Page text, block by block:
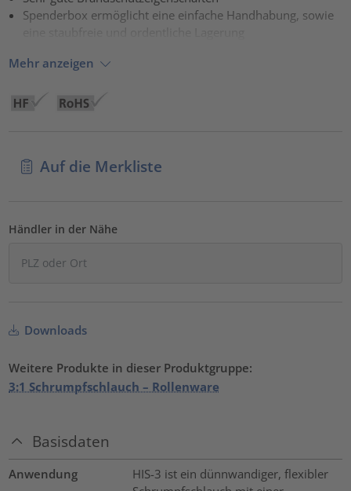
Spenderbox ermöglicht eine einfache Handhabung, sowie
eine staubfreie und ordentliche Lagerung
Mehr anzeigen
Auf die Merkliste
Händler in der Nähe
Downloads
Weitere Produkte in dieser Produktgruppe:
3:1 Schrumpfschlauch – Rollenware
Basisdaten
Anwendung
HIS-3 ist ein dünnwandiger, flexibler